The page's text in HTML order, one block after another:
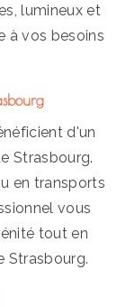
lumineux et
à vos besoins
d'un
Strasbourg.
en transports
vous
tout en
Strasbourg.